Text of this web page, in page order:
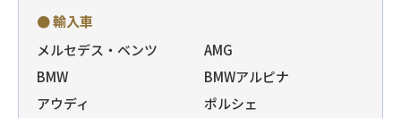
● 輸入車
メルセデス・ベンツ
AMG
BMW
BMWアルピナ
アウディ
ポルシェ